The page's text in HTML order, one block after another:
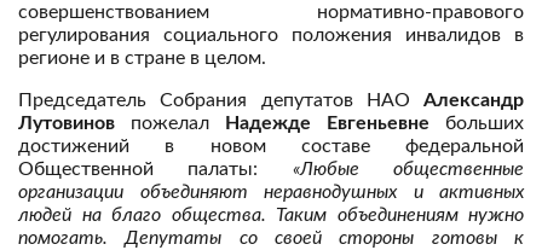
совершенствованием нормативно-правового
регулирования социального положения инвалидов в
регионе и в стране в целом.
Председатель Собрания депутатов НАО Александр
Лутовинов пожелал Надежде Евгеньевне больших
достижений в новом составе федеральной
Общественной палаты: «Любые общественные
организации объединяют неравнодушных и активных
людей на благо общества. Таким объединениям нужно
помогать. Депутаты со своей стороны готовы к